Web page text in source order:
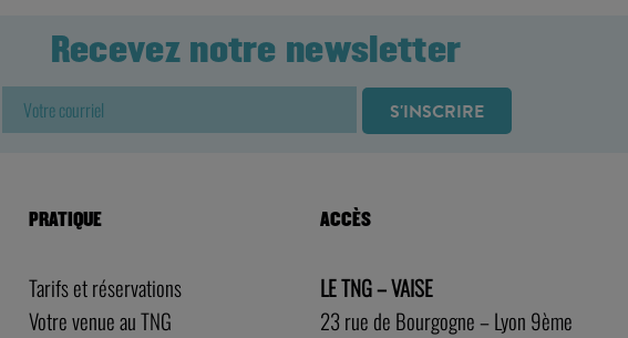
Recevez notre newsletter
PRATIQUE
Tarifs et réservations
Votre venue au TNG
ACCÈS
LE TNG – VAISE
23 rue de Bourgogne – Lyon 9ème